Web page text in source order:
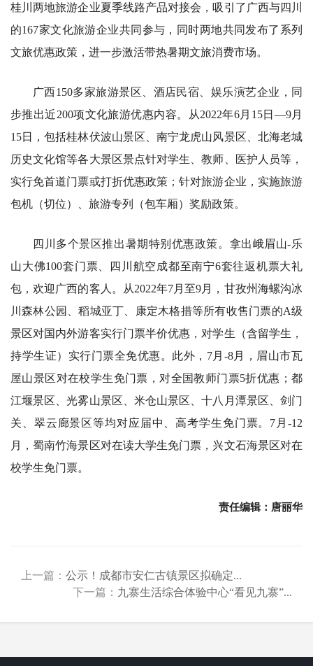
桂川两地旅游企业夏季线路产品对接会，吸引了广西与四川
的167家文化旅游企业共同参与，同时两地共同发布了系列
文旅优惠政策，进一步激活带热暑期文旅消费市场。
广西150多家旅游景区、酒店民宿、娱乐演艺企业，同
步推出近200项文化旅游优惠内容。从2022年6月15日—9月
15日，包括桂林伏波山景区、南宁龙虎山风景区、北海老城
历史文化馆等各大景区景点针对学生、教师、医护人员等，
实行免首道门票或打折优惠政策；针对旅游企业，实施旅游
包机（切位）、旅游专列（包车厢）奖励政策。
四川多个景区推出暑期特别优惠政策。拿出峨眉山-乐
山大佛100套门票、四川航空成都至南宁6套往返机票大礼
包，欢迎广西的客人。从2022年7月至9月，甘孜州海螺沟冰
川森林公园、稻城亚丁、康定木格措等所有收售门票的A级
景区对国内外游客实行门票半价优惠，对学生（含留学生，
持学生证）实行门票全免优惠。此外，7月-8月，眉山市瓦
屋山景区对在校学生免门票，对全国教师门票5折优惠；都
江堰景区、光雾山景区、米仓山景区、十八月潭景区、剑门
关、翠云廊景区等均对应届中、高考学生免门票。7月-12
月，蜀南竹海景区对在读大学生免门票，兴文石海景区对在
校学生免门票。
责任编辑：唐丽华
上一篇： 公示！成都市安仁古镇景区拟确定...
下一篇： 九寨生活综合体验中心“看见九寨”...